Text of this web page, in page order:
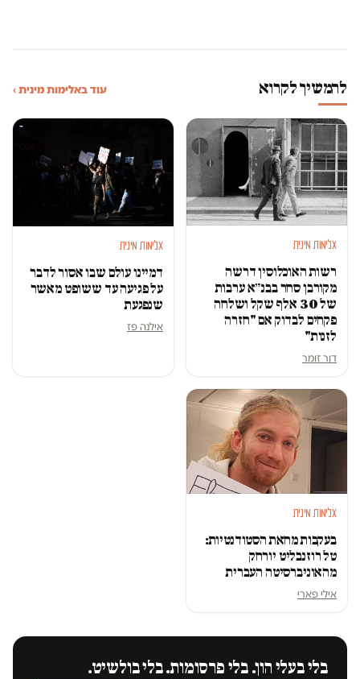
להמשיך לקרוא עוד באלימות מינית ›
אלימות מינית
רשות האוכלוסין דרשה
מקורבן סחר בבנ״א ערבות
של 30 אלף שקל ושלחה
פקחים לבדוק אם "חזרה
לזנות"
דור זומר
אלימות מינית
דמיינו עולם שבו אסור לדבר
על פגיעה עד ששופט מאשר
שנפגעת
אילנה פז
אלימות מינית
בעקבות מחאת הסטודנטיות:
טל רוזנבליט יורחק
מהאוניברסיטה העברית
אילי פארי
בלי בעלי הון. בלי פרסומות. בלי בולשיט.